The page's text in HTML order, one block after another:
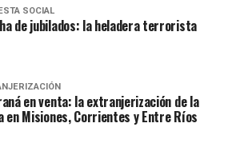
SOCIAL
de jubilados: la heladera terrorista
en venta: la extranjerización de la
en Misiones, Corrientes y Entre Ríos